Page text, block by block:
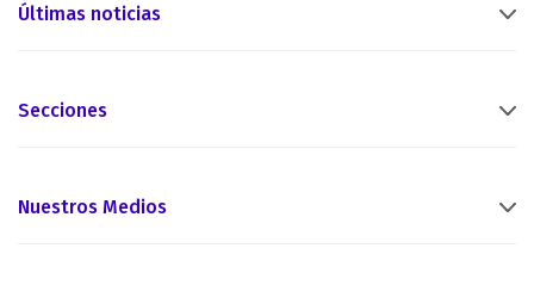
Últimas noticias
Secciones
Nuestros Medios